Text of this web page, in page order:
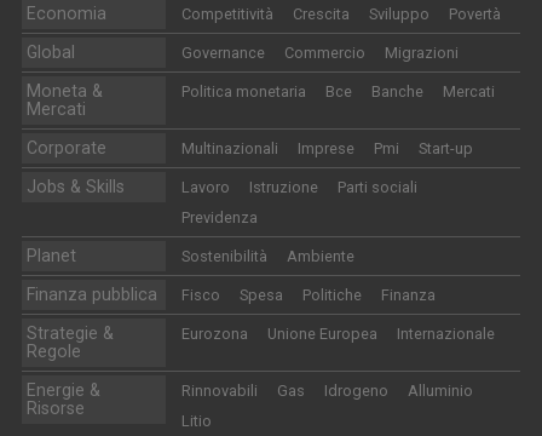
Economia Competitività Crescita Sviluppo Povertà
Global Governance Commercio Migrazioni
Moneta &
Mercati
Politica monetaria Bce Banche Mercati
Corporate Multinazionali Imprese Pmi Start-up
Jobs & Skills Lavoro Istruzione
Parti sociali
Previdenza
Planet Sostenibilità Ambiente
Finanza pubblica Fisco Spesa Politiche Finanza
Strategie &
Regole
Eurozona Unione Europea Internazionale
Energie &
Risorse
Rinnovabili Gas Idrogeno
Alluminio
Litio